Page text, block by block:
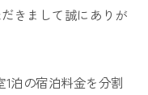
きまして誠にありが
泊の宿泊料金を分割